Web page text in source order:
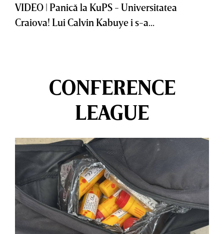
VIDEO | Panică la KuPS - Universitatea
Craiova! Lui Calvin Kabuye i s-a...
CONFERENCE
LEAGUE